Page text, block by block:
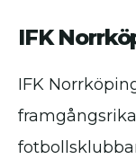
IFK
IFK